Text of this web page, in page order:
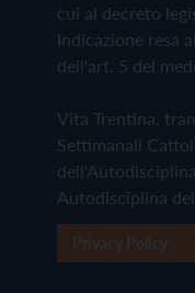
cui al decreto
Indicazione resa
dell'art. 5 del
Vita Trentina,
Settimanali
Autodisciplina